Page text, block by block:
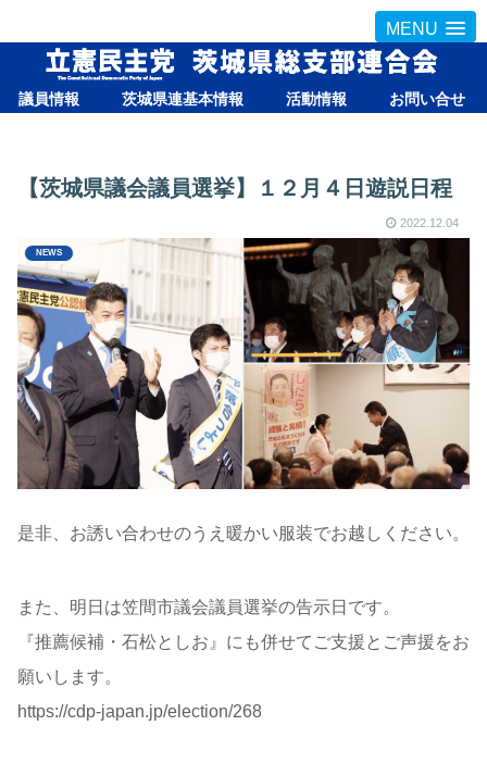
MENU
議員情報 茨城県連基本情報 活動情報 お問い合せ
【茨城県議会議員選挙】１２月４日遊説日程
2022.12.04
NEWS
是非、お誘い合わせのうえ暖かい服装でお越しください。
また、明日は笠間市議会議員選挙の告示日です。
『推薦候補・石松としお』にも併せてご支援とご声援をお
願いします。
https://cdp-japan.jp/election/268